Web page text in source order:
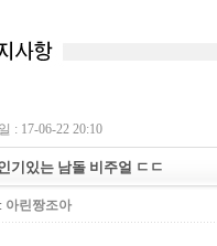
: 17-06-22 20:10
기있는 남돌 비주얼 ㄷㄷ
아린짱조아